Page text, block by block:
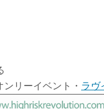
リーイベント・ ラヴ